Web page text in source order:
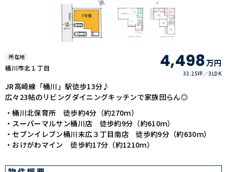
所在地
桶川市北１丁目 4,498万円
33.25坪 3LDK
JR高崎線「桶川」駅徒歩13分♪
広々23帖のリビングダイニングキッチンで家族団らん◎
・桶川北保育所 徒歩約4分（約270ｍ）
・スーパーマルサン桶川店 徒歩約9分（約610ｍ）
・セブンイレブン桶川末広３丁目南店 徒歩約9分（約630ｍ）
・おけがわマイン 徒歩約17分（約1210ｍ）